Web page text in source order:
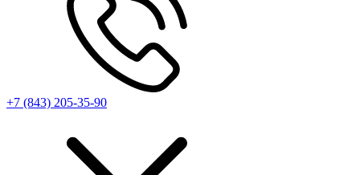
+7 (843) 205-35-90